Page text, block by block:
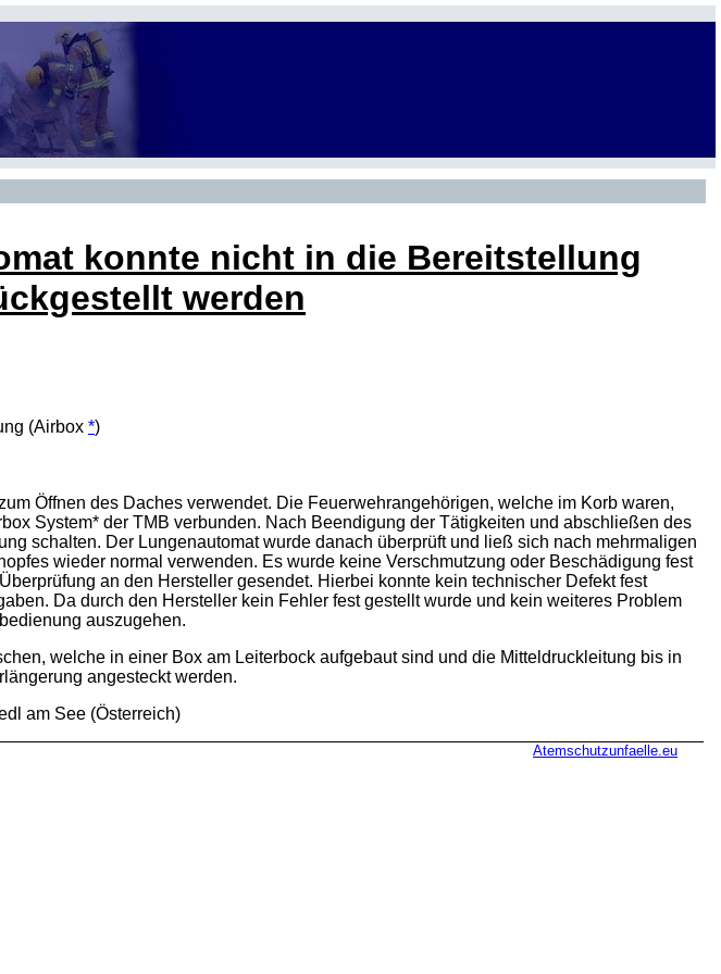
konnte nicht in die Bereitstellung
werden
(Airbox *)
Öffnen des Daches verwendet. Die Feuerwehrangehörigen, welche im Korb waren,
System* der TMB verbunden. Nach Beendigung der Tätigkeiten und abschließen des
schalten. Der Lungenautomat wurde danach überprüft und ließ sich nach mehrmaligen
wieder normal verwenden. Es wurde keine Verschmutzung oder Beschädigung fest
an den Hersteller gesendet. Hierbei konnte kein technischer Defekt fest
Da durch den Hersteller kein Fehler fest gestellt wurde und kein weiteres Problem
auszugehen.
welche in einer Box am Leiterbock aufgebaut sind und die Mitteldruckleitung bis in
angesteckt werden.
am See (Österreich)
Atemschutzunfaelle.eu